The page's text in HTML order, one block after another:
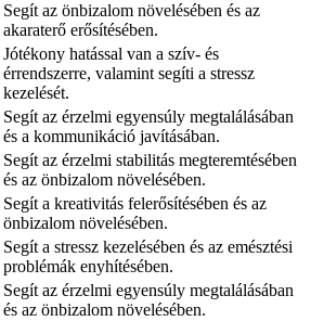
Segít az önbizalom növelésében és az
akaraterő erősítésében.
Jótékony hatással van a szív- és
érrendszerre, valamint segíti a stressz
kezelését.
Segít az érzelmi egyensúly megtalálásában
és a kommunikáció javításában.
Segít az érzelmi stabilitás megteremtésében
és az önbizalom növelésében.
Segít a kreativitás felerősítésében és az
önbizalom növelésében.
Segít a stressz kezelésében és az emésztési
problémák enyhítésében.
Segít az érzelmi egyensúly megtalálásában
és az önbizalom növelésében.